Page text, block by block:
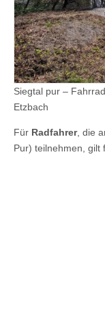
Siegtal pur –
Etzbach
Für Radfahrer, die
Pur) teilnehmen, gilt